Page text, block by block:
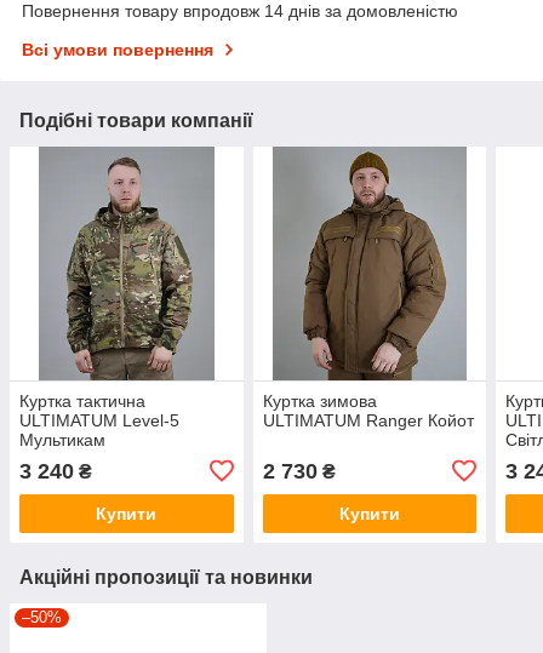
Повернення товару впродовж 14 днів за домовленістю
Всі умови повернення
Подібні товари компанії
Куртка тактична
ULTIMATUM Level-5
Мультикам
3 240 ₴
Купити
Куртка зимова
ULTIMATUM Ranger Койот
2 730₴
Купити
3
Акційні пропозиції та новинки
–50%